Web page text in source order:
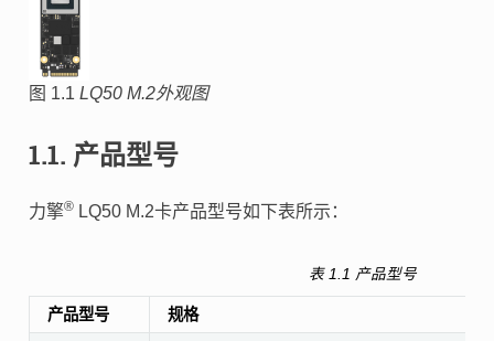
图 1.1 LQ50 M.2外观图
1.1. 产品型号
力擎®LQ50 M.2卡产品型号如下表所示：
表 1.1 产品型号
产品型号 规格